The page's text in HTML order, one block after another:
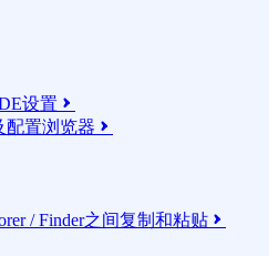
设置 
配置浏览器 
/ Finder之间复制和粘贴 